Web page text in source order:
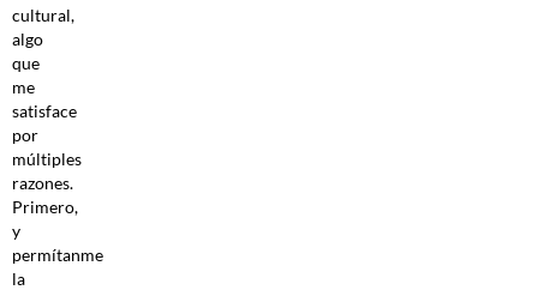
cultural,
algo
que
me
satisface
por
múltiples
razones.
Primero,
y
permítanme
la